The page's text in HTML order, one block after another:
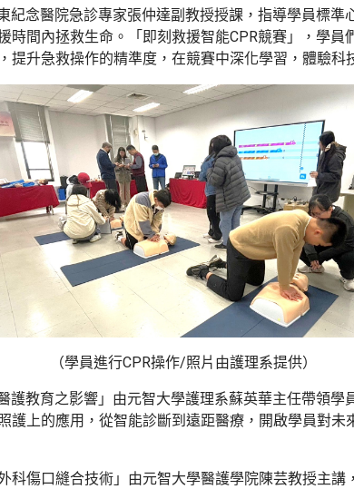
紀念醫院急診專家張仲達副教授授課，指導學員標準
時間內拯救生命。「即刻救援智能CPR競賽」，學員
提升急救操作的精準度，在競賽中深化學習，體驗科
（學員進行CPR操作/照片由護理系提供）
護教育之影響」由元智大學護理系蘇英華主任帶領學
護上的應用，從智能診斷到遠距醫療，開啟學員對未
科傷口縫合技術」由元智大學醫護學院陳芸教授主講